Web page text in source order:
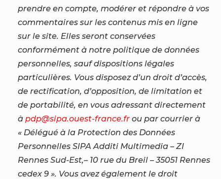
prendre en compte, modérer et répondre à vos
commentaires sur les contenus mis en ligne
sur le site. Elles seront conservées
conformément à notre politique de données
personnelles, sauf dispositions légales
particulières. Vous disposez d’un droit d’accès,
de rectification, d’opposition, de limitation et
de portabilité, en vous adressant directement
àpdp@sipa.ouest-france.fr ou par courrier à
« Délégué à la Protection des Données
Personnelles SIPA Additi Multimedia – ZI
Rennes Sud-Est,– 10 rue du Breil – 35051 Rennes
cedex 9 ». Vous avez également le droit